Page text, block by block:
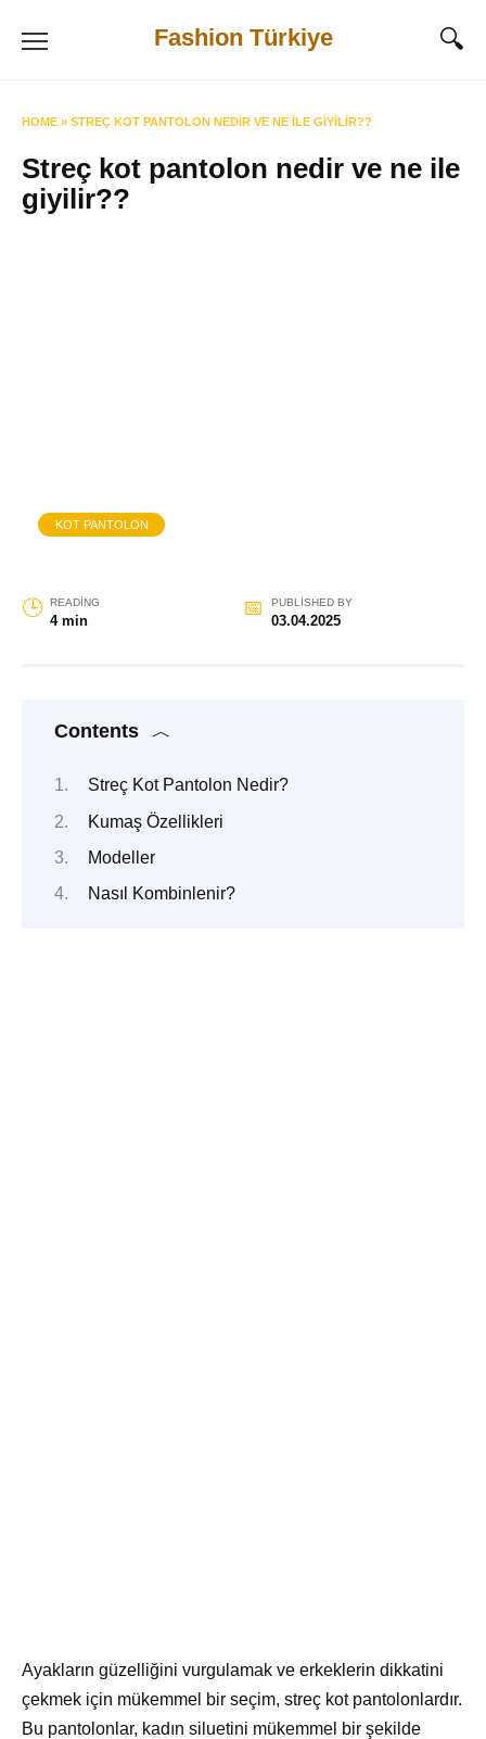
Fashion Türkiye
HOME » STREÇ KOT PANTOLON NEDIR VE NE ILE GIYILIR??
Streç kot pantolon nedir ve ne ile
giyilir??
KOT PANTOLON
READING
4 min
PUBLISHED BY
03.04.2025
Contents
Streç Kot Pantolon Nedir?
Kumaş Özellikleri
Modeller
Nasıl Kombinlenir?
Ayakların güzelliğini vurgulamak ve erkeklerin dikkatini
çekmek için mükemmel bir seçim, streç kot pantolonlardır.
Bu pantolonlar, kadın siluetini mükemmel bir şekilde